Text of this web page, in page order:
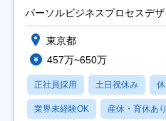
ト推進】
パーソルビジネスプロセスデ
東京都
457万~650万
正社員採用 土日祝休み
業界未経験OK 産休・育休あり